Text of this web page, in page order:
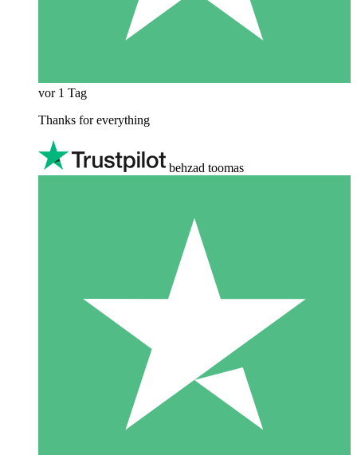
vor 1 Tag
Thanks for everything
behzad toomas